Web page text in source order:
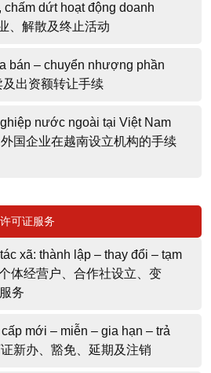
dứt hoạt động doanh
、解散及终止活动
bán – chuyển nhượng phần
出资额转让手续
nước ngoài tại Việt Nam
国企业在越南设立机构的手续
可证服务
xã: thành lập – thay đổi – tạm
体经营户、合作社设立、变
务
mới – miễn – gia hạn – trả
新办、豁免、延期及注销